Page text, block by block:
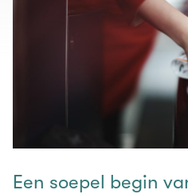
Een soepel begin